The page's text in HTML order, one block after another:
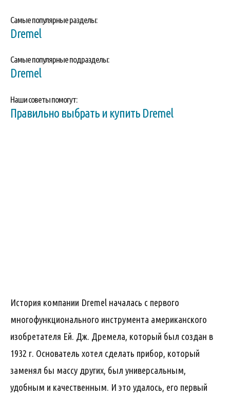
Самые популярные разделы:
Dremel
Самые популярные подразделы:
Dremel
Наши советы помогут:
Правильно выбрать и купить Dremel
История компании Dremel началась с первого
многофункционального инструмента американского
изобретателя Ей. Дж. Дремела, который был создан в
1932 г. Основатель хотел сделать прибор, который
заменял бы массу других, был универсальным,
удобным и качественным. И это удалось, его первый